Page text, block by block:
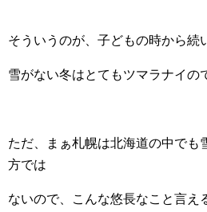
そういうのが、子どもの時から続
雪がない冬はとてもツマラナイの
ただ、まぁ札幌は北海道の中でも
方では
ないので、こんな悠長なこと言え